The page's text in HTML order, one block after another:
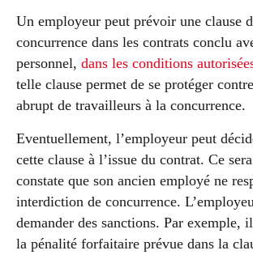
Un employeur peut prévoir une clause
concurrence dans les contrats conclu
personnel, dans les conditions
telle clause permet de se protéger
abrupt de travailleurs à la concurrence.
Eventuellement, l’employeur peut
cette clause à l’issue du contrat. Ce
constate que son ancien employé ne
interdiction de concurrence.
demander des sanctions. Par exemple,
la pénalité forfaitaire prévue dans la